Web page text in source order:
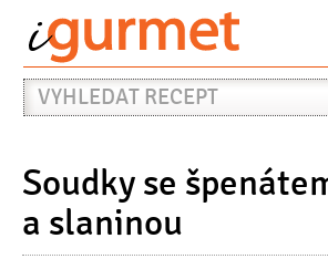
Vyhledat
recept
Soudky se
a slaninou